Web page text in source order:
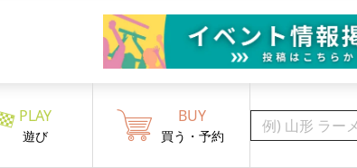
PLAY
遊び
BUY
買う・予約